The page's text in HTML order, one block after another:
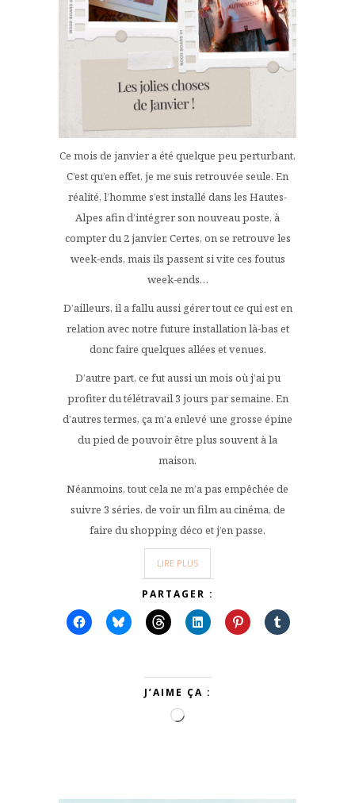
Ce mois de janvier a été quelque peu perturbant.
C’est qu’en effet, je me suis retrouvée seule. En
réalité, l’homme s’est installé dans les Hautes-
Alpes afin d’intégrer son nouveau poste, à
compter du 2 janvier. Certes, on se retrouve les
week-ends, mais ils passent si vite ces foutus
week-ends…
D’ailleurs, il a fallu aussi gérer tout ce qui est en
relation avec notre future installation là-bas et
donc faire quelques allées et venues.
D’autre part, ce fut aussi un mois où j’ai pu
profiter du télétravail 3 jours par semaine. En
d’autres termes, ça m’a enlevé une grosse épine
du pied de pouvoir être plus souvent à la
maison.
Néanmoins, tout cela ne m’a pas empêchée de
suivre 3 séries, de voir un film au cinéma, de
faire du shopping déco et j’en passe.
LIRE PLUS
PARTAGER :
J’AIME ÇA :
Chargement…